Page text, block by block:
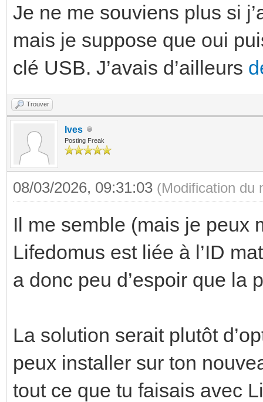
Je ne me souviens plus si
mais je suppose que oui
clé USB. J’avais d’ailleurs
Trouver
Ives
Posting Freak
08/03/2026, 09:31:03 (Modification du
Il me semble (mais je peux
Lifedomus est liée à l’ID
a donc peu d’espoir que la
La solution serait plutôt
peux installer sur ton
tout ce que tu faisais avec